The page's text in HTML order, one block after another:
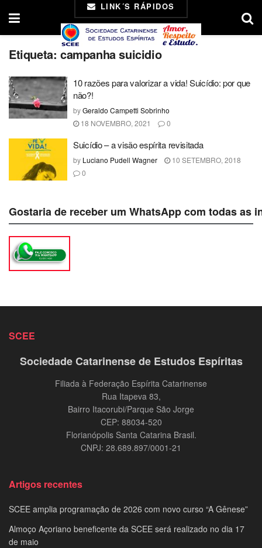
LINK´S RÁPIDOS
Etiqueta: campanha suicidio
10 razões para valorizar a vida! Suicídio: por que
não?!
byGeraldo Campetti Sobrinho
18 NOVEMBRO, 2021
0
Suicídio – a visão espírita revisitada
by Luciano Pudell Wagner
10 SETEMBRO, 2018
0
Gostaria de receber um WhatsApp com todas
SCEE
Sociedade Catarinense de Estudos Espíritas
Filiada à Federação Espírita Catarinense
Rua Itapeva 83,
Bairro Itacorubi/Parque São Jorge
CEP: 88034-520
Florianópolis Santa Catarina Brasil.
CNPJ: 28.689.897/0001-21
Artigos recentes
SCEE amplia programação de 2026 com novo curso “A Gênese”
Almoço Açoriano beneficente da SCEE será realizado no dia 17
de maio